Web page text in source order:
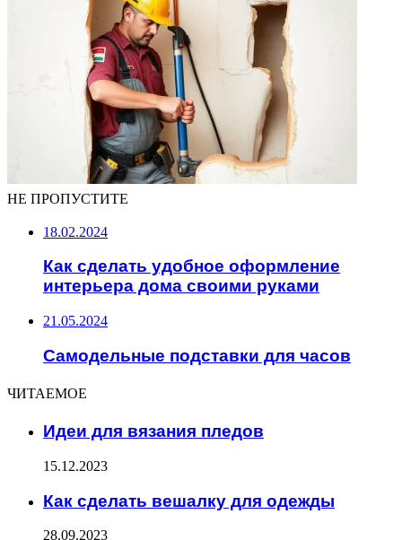
НЕ ПРОПУСТИТЕ
18.02.2024
Как сделать удобное оформление
интерьера дома своими руками
21.05.2024
Самодельные подставки для часов
ЧИТАЕМОЕ
Идеи для вязания пледов
15.12.2023
Как сделать вешалку для одежды
28.09.2023